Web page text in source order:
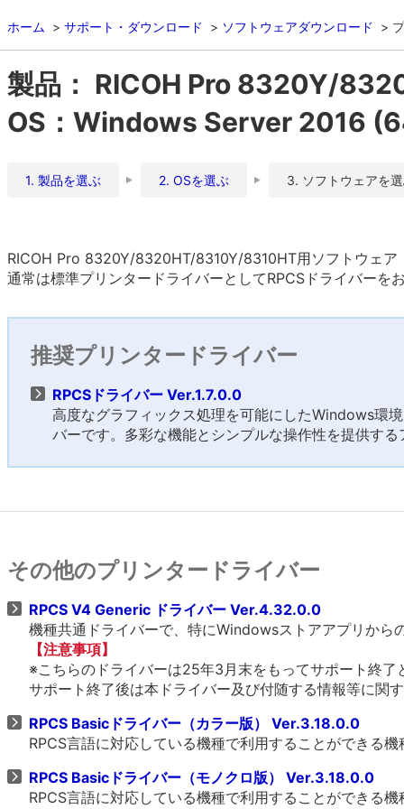
ホーム サポート・ダウンロード ソフトウェアダウンロード
製品： RICOH Pro 8320Y/
OS：Windows Server 2016
1. 製品を選ぶ 2. OSを選ぶ 3. ソフトウェアを
RICOH Pro 8320Y/8320HT/8310Y/8310HT用ソフトウェ
通常は標準プリンタードライバーとしてRPCSドライバーを
推奨プリンタードライバー
RPCSドライバー Ver.1.7.0.0
高度なグラフィックス処理を可能にしたWindows環
バーです。多彩な機能とシンプルな操作性を提供す
その他のプリンタードライバー
RPCS V4 Generic ドライバー Ver.4.32.0.0
機種共通ドライバーで、特にWindowsストアアプリから
【注意事項】
※こちらのドライバーは25年3月末をもってサポート終了
サポート終了後は本ドライバー及び付随する情報等に関
RPCS Basicドライバー（カラー版） Ver.3.18.0.0
RPCS言語に対応している機種で利用することができる
RPCS Basicドライバー（モノクロ版） Ver.3.18.0.0
RPCS言語に対応している機種で利用することができる